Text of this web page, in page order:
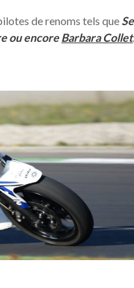
de renoms tels que
ou encoreBarbara Collet.